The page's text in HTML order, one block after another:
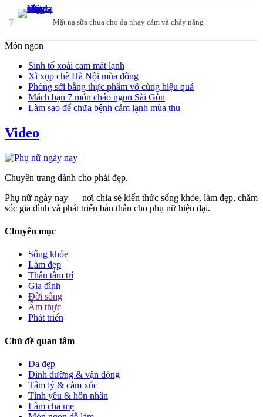
7 Mặt nạ sữa chua cho da nhạy cảm và cháy nắng
Món ngon
Sinh tố xoài cam mát lạnh
Xì xụp chè Hà Nội mùa đông
Phòng sởi bằng thực phẩm vô cùng hiệu quả
Mách bạn 7 món cháo ngon Sài Gòn
Làm sao để chữa bệnh cảm lạnh mùa thu
Video
Chuyên trang dành cho phái đẹp.
Phụ nữ ngày nay — nơi chia sẻ kiến thức sống khỏe, làm đẹp, chăm
sóc gia đình và phát triển bản thân cho phụ nữ hiện đại.
Chuyên mục
Sống khỏe
Làm đẹp
Thân tâm trí
Gia đình
Đời sống
Ẩm thực
Phát triển
Chủ đề quan tâm
Da đẹp
Dinh dưỡng & vận động
Tâm lý & cảm xúc
Tình yêu & hôn nhân
Làm cha mẹ